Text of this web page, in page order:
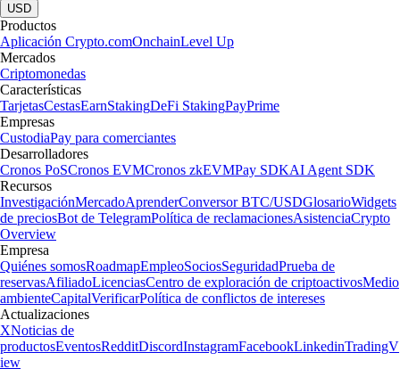
USD
Productos
Aplicación Crypto.comOnchainLevel Up
Mercados
Criptomonedas
Características
TarjetasCestasEarnStakingDeFi StakingPayPrime
Empresas
CustodiaPay para comerciantes
Desarrolladores
Cronos PoSCronos EVMCronos zkEVMPay SDKAI Agent SDK
Recursos
InvestigaciónMercadoAprenderConversor BTC/USDGlosarioWidgets
de preciosBot de TelegramPolítica de reclamacionesAsistenciaCrypto
Overview
Empresa
Quiénes somosRoadmapEmpleoSociosSeguridadPrueba de
reservasAfiliadoLicenciasCentro de exploración de criptoactivosMedio
ambienteCapitalVerificarPolítica de conflictos de intereses
Actualizaciones
XNoticias de
productosEventosRedditDiscordInstagramFacebookLinkedinTradingV
iew